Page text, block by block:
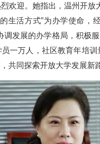
欢迎。她指出，温州开放
生活方式”为办学使命，
调发展的办学格局，积极
一万人，社区教育年培
共同探索开放大学发展新